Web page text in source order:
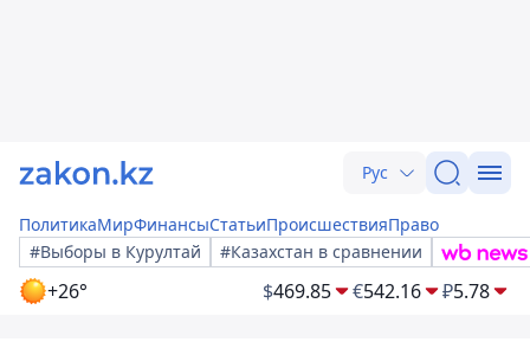
Рус
ПолитикаМирФинансыСтатьиПроисшествияПраво
#Выборы в Курултай
#Казахстан в сравнении
+26° $469.85 €542.16 ₽5.78